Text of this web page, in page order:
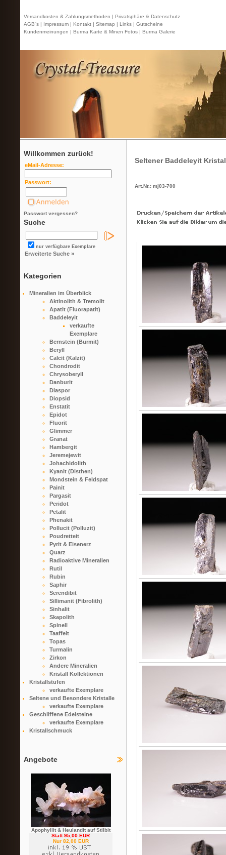
Versandkosten & Zahlungsmethoden | Privatsphäre & Datenschutz
AGB`s | Impressum | Kontakt | Sitemap | Links | Gutscheine
Kundenmeinungen | Burma Karte & Minen Fotos | Burma Galerie
Willkommen zurück!
eMail-Adresse:
Passwort:
Passwort vergessen?
Suche
nur verfügbare Exemplare
Erweiterte Suche »
Kategorien
Mineralien im Überblick
Aktinolith & Tremolit
Apatit (Fluorapatit)
Baddeleyit
verkaufte
Exemplare
Bernstein (Burmit)
Beryll
Calcit (Kalzit)
Chondrodit
Chrysoberyll
Danburit
Diaspor
Diopsid
Enstatit
Epidot
Fluorit
Glimmer
Granat
Hambergit
Jeremejewit
Johachidolith
Kyanit (Disthen)
Mondstein & Feldspat
Painit
Pargasit
Peridot
Petalit
Phenakit
Pollucit (Polluzit)
Poudretteit
Pyrit & Eisenerz
Quarz
Radioaktive Mineralien
Rutil
Rubin
Saphir
Serendibit
Sillimanit (Fibrolith)
Sinhalit
Skapolith
Spinell
Taaffeit
Topas
Turmalin
Zirkon
Andere Mineralien
Kristall Kollektionen
Kristallstufen
verkaufte Exemplare
Seltene und Besondere Kristalle
verkaufte Exemplare
Geschliffene Edelsteine
verkaufte Exemplare
Kristallschmuck
Angebote
Apophyllit & Heulandit auf Stilbit
Statt 95,00 EUR
Nur 82,00 EUR
Seltener Baddeleyit
Art.Nr.: mj03-700